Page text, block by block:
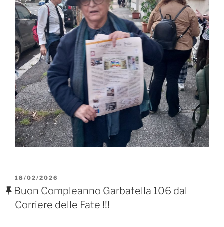
PUBBLICATO
IL
18/02/2026
Buon Compleanno Garbatella 106 dal
Corriere delle Fate !!!